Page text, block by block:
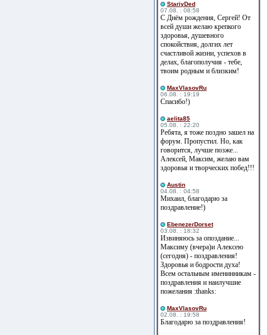
StariyDed
07.08. : 08:58
С Днём рождения, Сергей! От
всей души желаю крепкого
здоровья, душевного
спокойствия, долгих лет
счастливой жизни, успехов в
делах, благополучия - тебе,
твоим родным и близким!
MaxVlasovRu
06.08. : 19:19
Спасибо!)
aelita85
05.08. : 22:20
Ребята, я тоже поздно зашел на
форум. Пропустил. Но, как
говорится, лучше позже...
Алексей, Максим, желаю вам
здоровья и творческих побед!!!
Austin
04.08. : 04:58
Михаил, благодарю за
поздравление!)
EbenezerDorset
03.08. : 18:32
Извиняюсь за опоздание...
Максиму (вчера)и Алексею
(сегодня) - поздравления!
Здоровья и бодрости духа!
Всем остальным именинникам -
поздравления и наилучшие
пожелания :thanks:
MaxVlasovRu
02.08. : 19:58
Благодарю за поздравления!